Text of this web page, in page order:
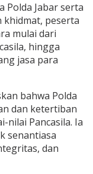
Polda Jabar serta
khidmat, peserta
mulai dari
hingga
jasa para
bahwa Polda
dan ketertiban
nilai Pancasila. Ia
senantiasa
dan